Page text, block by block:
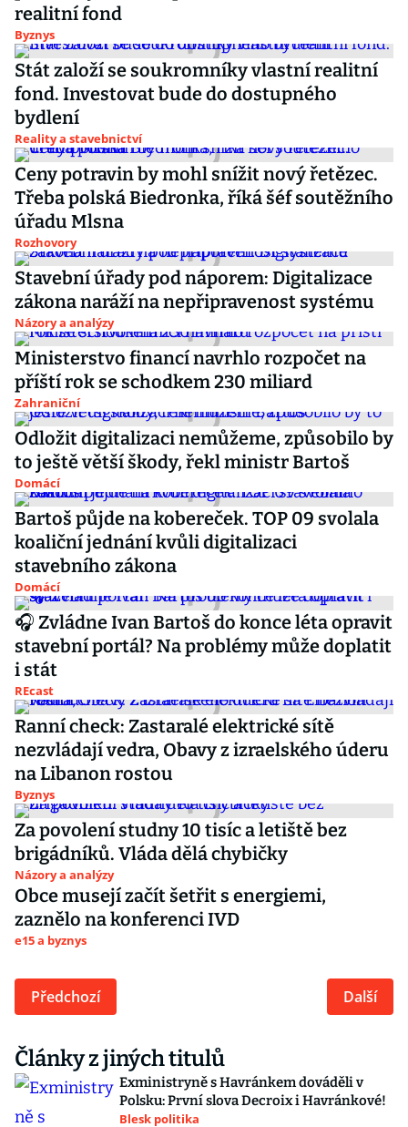
realitní fond
Byznys
Stát založí se soukromníky vlastní realitní
fond. Investovat bude do dostupného
bydlení
Reality a stavebnictví
Ceny potravin by mohl snížit nový řetězec.
Třeba polská Biedronka, říká šéf soutěžního
úřadu Mlsna
Rozhovory
Stavební úřady pod náporem: Digitalizace
zákona naráží na nepřipravenost systému
Názory a analýzy
Ministerstvo financí navrhlo rozpočet na
příští rok se schodkem 230 miliard
Zahraniční
Odložit digitalizaci nemůžeme, způsobilo by
to ještě větší škody, řekl ministr Bartoš
Domácí
Bartoš půjde na kobereček. TOP 09 svolala
koaliční jednání kvůli digitalizaci
stavebního zákona
Domácí
🎧 Zvládne Ivan Bartoš do konce léta opravit
stavební portál? Na problémy může doplatit
i stát
REcast
Ranní check: Zastaralé elektrické sítě
nezvládají vedra, Obavy z izraelského úderu
na Libanon rostou
Byznys
Za povolení studny 10 tisíc a letiště bez
brigádníků. Vláda dělá chybičky
Názory a analýzy
Obce musejí začít šetřit s energiemi,
zaznělo na konferenci IVD
e15 a byznys
Předchozí Další
Články z jiných titulů
Exministryně s Havránkem dováděli v
Polsku: První slova Decroix i Havránkové!
Blesk politika